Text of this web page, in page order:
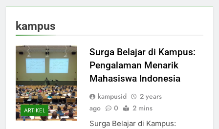
kampus
ARTIKEL
Surga Belajar di Kampus:
Pengalaman Menarik
Mahasiswa Indonesia
kampusid
2 years
ago
0 2 mins
Surga Belajar di Kampus: